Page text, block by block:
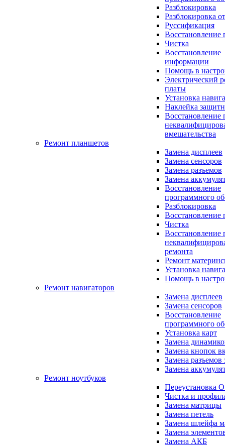
Разблокировка
Разблокировка
Руссификация
Восстановление
Чистка
Восстановление
информации
Помощь в
Электрический
платы
Установка
Наклейка
Восстановление
вмешательства
Ремонт планшетов
Замена дисплеев
Замена сенсоров
Замена разъемов
Замена
Восстановление
программного
Разблокировка
Восстановление
Чистка
Восстановление
ремонта
Ремонт
Установка
Помощь в
Ремонт навигаторов
Замена дисплеев
Замена сенсоров
Восстановление
программного
Установка карт
Замена
Замена кнопок
Замена разъемов
Замена
Ремонт ноутбуков
Переустановка
Чистка и
Замена матрицы
Замена петель
Замена шлейфа
Замена
Замена АКБ